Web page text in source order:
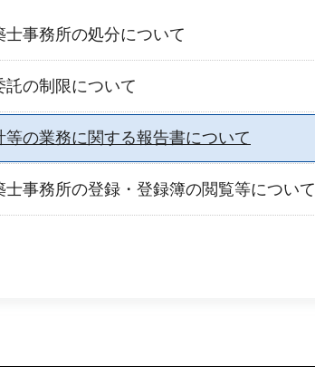
士事務所の処分について
託の制限について
等の業務に関する報告書について
士事務所の登録・登録簿の閲覧等について